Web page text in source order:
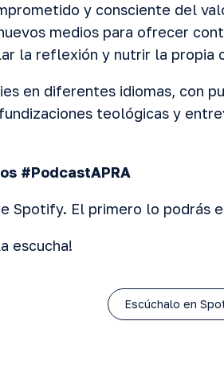
y consciente del
medios para ofrecer
la reflexión y nutrir la propia
en diferentes idiomas, con
teológicas y
#PodcastAPRA
Spotify. El primero lo podrás
escucha!
Escúchalo en